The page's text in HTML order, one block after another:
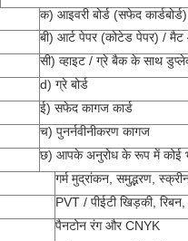
क) आइवरी बोर्ड (सफेद कार्डबोर्ड)
बी) आर्ट पेपर (कोटेड पेपर) / मैट
सी) व्हाइट / ग्रे बैक के साथ
d) ग्रे बोर्ड
ई) सफेद कागज कार्ड
च) पुनर्नवीनीकरण कागज
छ) आपके अनुरोध के रूप में कोई
गर्म मुद्रांकन, समुद्भरण,
PVT / पीईटी खिड़की,
पैनटोन रंग और CNYK